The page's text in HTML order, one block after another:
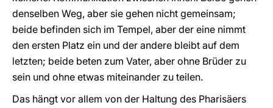
denselben Weg, aber sie gehen nicht gemeinsam;
beide befinden sich im Tempel, aber der eine nimmt
den ersten Platz ein und der andere bleibt auf dem
letzten; beide beten zum Vater, aber ohne Brüder zu
sein und ohne etwas miteinander zu teilen.
Das hängt vor allem von der Haltung des Pharisäers